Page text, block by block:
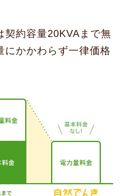
契約容量20KVAまで無
にかかわらず一律価格